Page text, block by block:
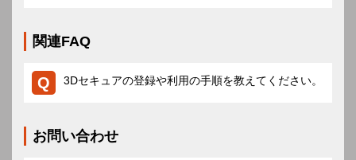
関連FAQ
3Dセキュアの登録や利用の手順を教えてください。
お問い合わせ